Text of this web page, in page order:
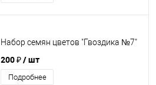
Набор семян цветов "Гвоздика №7"
200 ₽/ шт
Подробнее